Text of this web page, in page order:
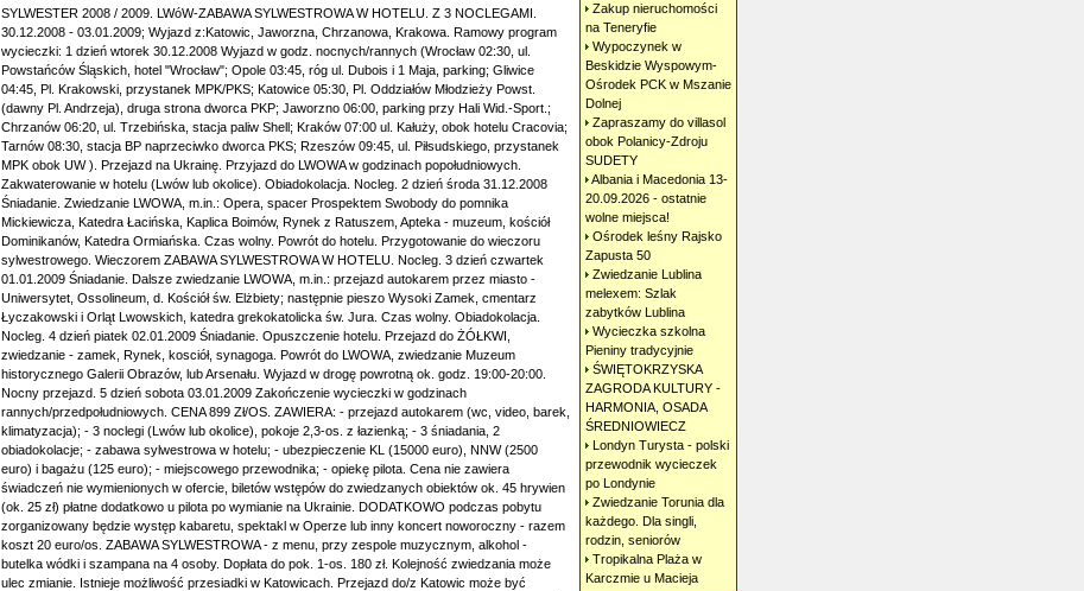
SYLWESTER 2008 / 2009. LWóW-ZABAWA SYLWESTROWA W HOTELU. Z 3 NOCLEGAMI.
30.12.2008 - 03.01.2009; Wyjazd z:Katowic, Jaworzna, Chrzanowa, Krakowa. Ramowy program
wycieczki: 1 dzień wtorek 30.12.2008 Wyjazd w godz. nocnych/rannych (Wrocław 02:30, ul.
Powstańców Śląskich, hotel "Wrocław"; Opole 03:45, róg ul. Dubois i 1 Maja, parking; Gliwice
04:45, Pl. Krakowski, przystanek MPK/PKS; Katowice 05:30, Pl. Oddziałów Młodzieży Powst.
(dawny Pl. Andrzeja), druga strona dworca PKP; Jaworzno 06:00, parking przy Hali Wid.-Sport.;
Chrzanów 06:20, ul. Trzebińska, stacja paliw Shell; Kraków 07:00 ul. Kałuży, obok hotelu Cracovia;
Tarnów 08:30, stacja BP naprzeciwko dworca PKS; Rzeszów 09:45, ul. Piłsudskiego, przystanek
MPK obok UW ). Przejazd na Ukrainę. Przyjazd do LWOWA w godzinach popołudniowych.
Zakwaterowanie w hotelu (Lwów lub okolice). Obiadokolacja. Nocleg. 2 dzień środa 31.12.2008
Śniadanie. Zwiedzanie LWOWA, m.in.: Opera, spacer Prospektem Swobody do pomnika
Mickiewicza, Katedra Łacińska, Kaplica Boimów, Rynek z Ratuszem, Apteka - muzeum, kościół
Dominikanów, Katedra Ormiańska. Czas wolny. Powrót do hotelu. Przygotowanie do wieczoru
sylwestrowego. Wieczorem ZABAWA SYLWESTROWA W HOTELU. Nocleg. 3 dzień czwartek
01.01.2009 Śniadanie. Dalsze zwiedzanie LWOWA, m.in.: przejazd autokarem przez miasto -
Uniwersytet, Ossolineum, d. Kościół św. Elżbiety; następnie pieszo Wysoki Zamek, cmentarz
Łyczakowski i Orląt Lwowskich, katedra grekokatolicka św. Jura. Czas wolny. Obiadokolacja.
Nocleg. 4 dzień piatek 02.01.2009 Śniadanie. Opuszczenie hotelu. Przejazd do ŻÓŁKWI,
zwiedzanie - zamek, Rynek, kosciół, synagoga. Powrót do LWOWA, zwiedzanie Muzeum
historycznego Galerii Obrazów, lub Arsenału. Wyjazd w drogę powrotną ok. godz. 19:00-20:00.
Nocny przejazd. 5 dzień sobota 03.01.2009 Zakończenie wycieczki w godzinach
rannych/przedpołudniowych. CENA 899 Zł/OS. ZAWIERA: - przejazd autokarem (wc, video, barek,
klimatyzacja); - 3 noclegi (Lwów lub okolice), pokoje 2,3-os. z łazienką; - 3 śniadania, 2
obiadokolacje; - zabawa sylwestrowa w hotelu; - ubezpieczenie KL (15000 euro), NNW (2500
euro) i bagażu (125 euro); - miejscowego przewodnika; - opiekę pilota. Cena nie zawiera
świadczeń nie wymienionych w ofercie, biletów wstępów do zwiedzanych obiektów ok. 45 hrywien
(ok. 25 zł) płatne dodatkowo u pilota po wymianie na Ukrainie. DODATKOWO podczas pobytu
zorganizowany będzie występ kabaretu, spektakl w Operze lub inny koncert noworoczny - razem
koszt 20 euro/os. ZABAWA SYLWESTROWA - z menu, przy zespole muzycznym, alkohol -
butelka wódki i szampana na 4 osoby. Dopłata do pok. 1-os. 180 zł. Kolejność zwiedzania może
ulec zmianie. Istnieje możliwość przesiadki w Katowicach. Przejazd do/z Katowic może być
Zakup nieruchomości
na Teneryfie
Wypoczynek w
Beskidzie Wyspowym-
Ośrodek PCK w Mszanie
Dolnej
Zapraszamy do villasol
obok Polanicy-Zdroju
SUDETY
Albania i Macedonia 13-
20.09.2026 - ostatnie
wolne miejsca!
Ośrodek leśny Rajsko
Zapusta 50
Zwiedzanie Lublina
melexem: Szlak
zabytków Lublina
Wycieczka szkolna
Pieniny tradycyjnie
ŚWIĘTOKRZYSKA
ZAGRODA KULTURY -
HARMONIA, OSADA
ŚREDNIOWIECZ
Londyn Turysta - polski
przewodnik wycieczek
po Londynie
Zwiedzanie Torunia dla
każdego. Dla singli,
rodzin, seniorów
Tropikalna Plaża w
Karczmie u Macieja